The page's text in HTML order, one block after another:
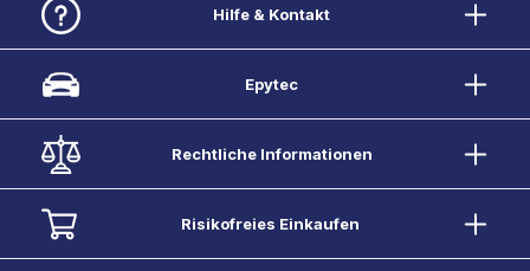
Hilfe & Kontakt
Epytec
Rechtliche Informationen
Risikofreies Einkaufen